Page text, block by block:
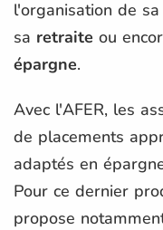
l'organisation de sa
sa retraite ou
épargne.
Avec l'AFER, les
de placements
adaptés en
Pour ce dernier
propose